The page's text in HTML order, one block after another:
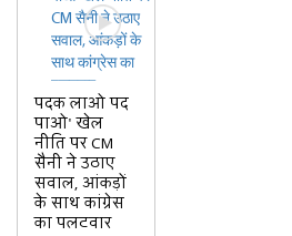
पदक लाओ पद
पाओ' खेल
नीति पर CM
सैनी ने उठाए
सवाल, आंकड़ों
के साथ कांग्रेस
का पलटवार